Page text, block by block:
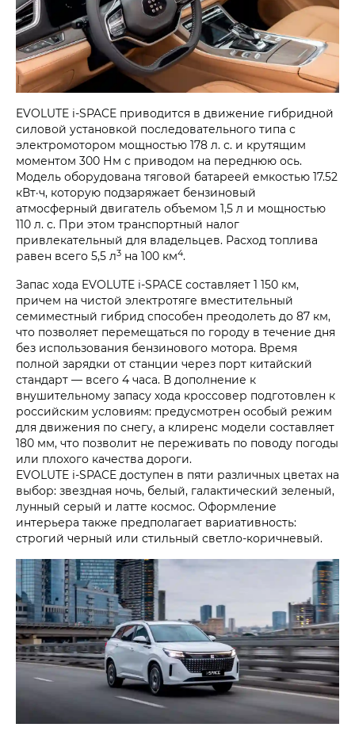
EVOLUTE i‑SPACE приводится в движение гибридной
силовой установкой последовательного типа с
электромотором мощностью 178 л. с. и крутящим
моментом 300 Нм с приводом на переднюю ось.
Модель оборудована тяговой батареей емкостью 17.52
кВт·ч, которую подзаряжает бензиновый
атмосферный двигатель объемом 1,5 л и мощностью
110 л. с. При этом транспортный налог
привлекательный для владельцев. Расход топлива
равен всего 5,5 л3 на 100 км4.
Запас хода EVOLUTE i‑SPACE составляет 1 150 км,
причем на чистой электротяге вместительный
семиместный гибрид способен преодолеть до 87 км,
что позволяет перемещаться по городу в течение дня
без использования бензинового мотора. Время
полной зарядки от станции через порт китайский
стандарт — всего 4 часа. В дополнение к
внушительному запасу хода кроссовер подготовлен к
российским условиям: предусмотрен особый режим
для движения по снегу, а клиренс модели составляет
180 мм, что позволит не переживать по поводу погоды
или плохого качества дороги.
EVOLUTE i‑SPACE доступен в пяти различных цветах на
выбор: звездная ночь, белый, галактический зеленый,
лунный серый и латте космос. Оформление
интерьера также предполагает вариативность:
строгий черный или стильный светло-коричневый.